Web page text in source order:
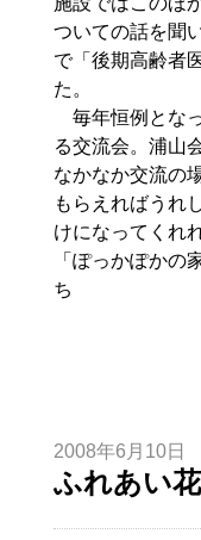
ついての話を聞
で「後期高齢者
た。
毎年恒例とな
る交流会。浦山
なかなか交流の
もらえればうれ
けになってくれ
「ぽっかぽかの
ち
2008年6月10日
ふれあい